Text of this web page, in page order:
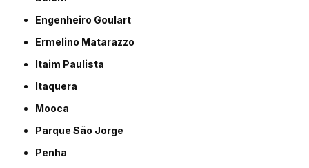
Engenheiro Goulart
Ermelino Matarazzo
Itaim Paulista
Itaquera
Mooca
Parque São Jorge
Penha